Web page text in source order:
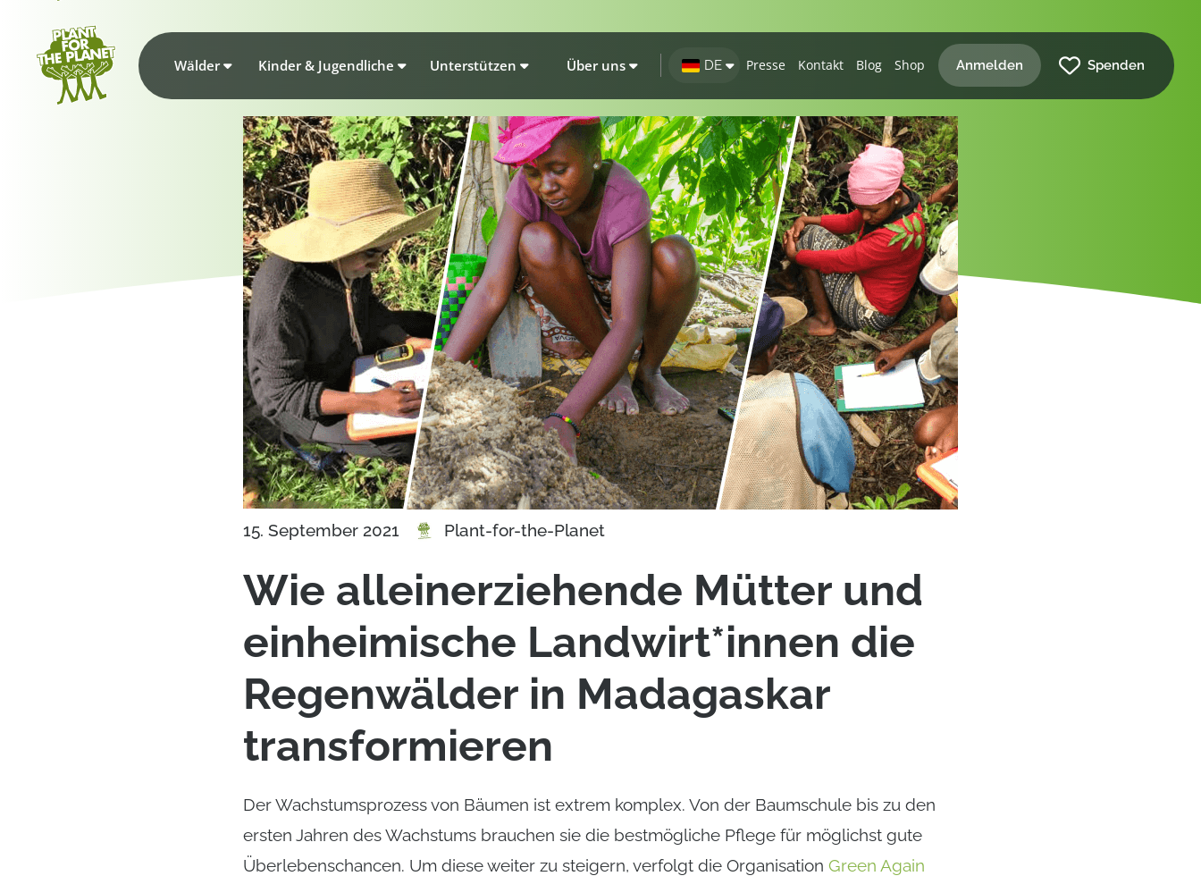
Wälder Kinder & Jugendliche Unterstützen Über uns DE Presse Kontakt Blog Shop Anmelden Spenden
15. September 2021 Plant-for-the-Planet
Wie alleinerziehende Mütter und
einheimische Landwirt*innen die
Regenwälder in Madagaskar
transformieren
Der Wachstumsprozess von Bäumen ist extrem komplex. Von der Baumschule bis zu den
ersten Jahren des Wachstums brauchen sie die bestmögliche Pflege für möglichst gute
Überlebenschancen. Um diese weiter zu steigern, verfolgt die Organisation Green Again